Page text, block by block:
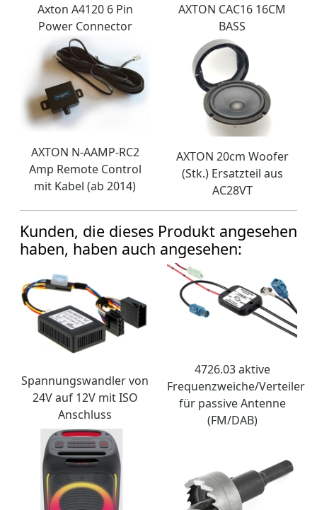
Axton A4120 6 Pin
Power Connector
AXTON CAC16 16CM
BASS
AXTON N-AAMP-RC2
Amp Remote Control
mit Kabel (ab 2014)
AXTON 20cm Woofer
(Stk.) Ersatzteil aus
AC28VT
Kunden, die dieses Produkt angesehen
haben, haben auch angesehen:
Spannungswandler von
24V auf 12V mit ISO
Anschluss
4726.03 aktive
Frequenzweiche/Verteiler
für passive Antenne
(FM/DAB)